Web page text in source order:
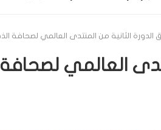
الدورة الثانية من المنتدى العالمي لصحافة
العالمي لصحافة